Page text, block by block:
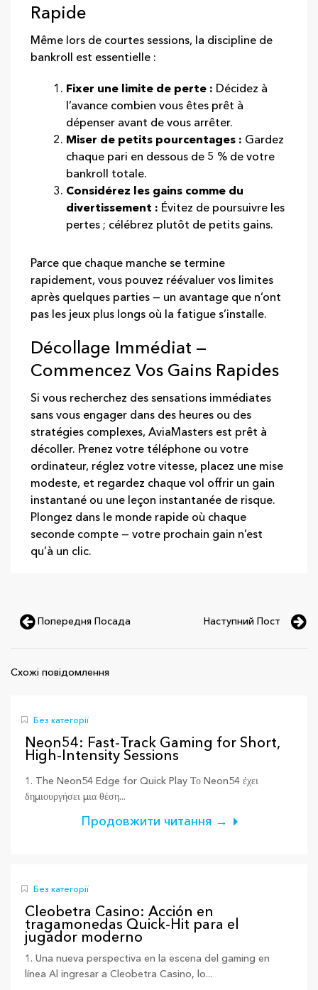
Rapide
Même lors de courtes sessions, la discipline de
bankroll est essentielle :
Fixer une limite de perte : Décidez à
l’avance combien vous êtes prêt à
dépenser avant de vous arrêter.
Miser de petits pourcentages : Gardez
chaque pari en dessous de 5 % de votre
bankroll totale.
Considérez les gains comme du
divertissement : Évitez de poursuivre les
pertes ; célébrez plutôt de petits gains.
Parce que chaque manche se termine
rapidement, vous pouvez réévaluer vos limites
après quelques parties — un avantage que n’ont
pas les jeux plus longs où la fatigue s’installe.
Décollage Immédiat —
Commencez Vos Gains Rapides
Si vous recherchez des sensations immédiates
sans vous engager dans des heures ou des
stratégies complexes, AviaMasters est prêt à
décoller. Prenez votre téléphone ou votre
ordinateur, réglez votre vitesse, placez une mise
modeste, et regardez chaque vol offrir un gain
instantané ou une leçon instantanée de risque.
Plongez dans le monde rapide où chaque
seconde compte — votre prochain gain n’est
qu’à un clic.
Попередня Посада Наступний Пост
Схожі повідомлення
Без категорії
Neon54: Fast‑Track Gaming for Short,
High‑Intensity Sessions
1. The Neon54 Edge for Quick Play Το Neon54 έχει
δημιουργήσει μια θέση...
Продовжити читання →
Без категорії
Cleobetra Casino: Acción en
tragamonedas Quick‑Hit para el
jugador moderno
1. Una nueva perspectiva en la escena del gaming en
línea Al ingresar a Cleobetra Casino, lo...